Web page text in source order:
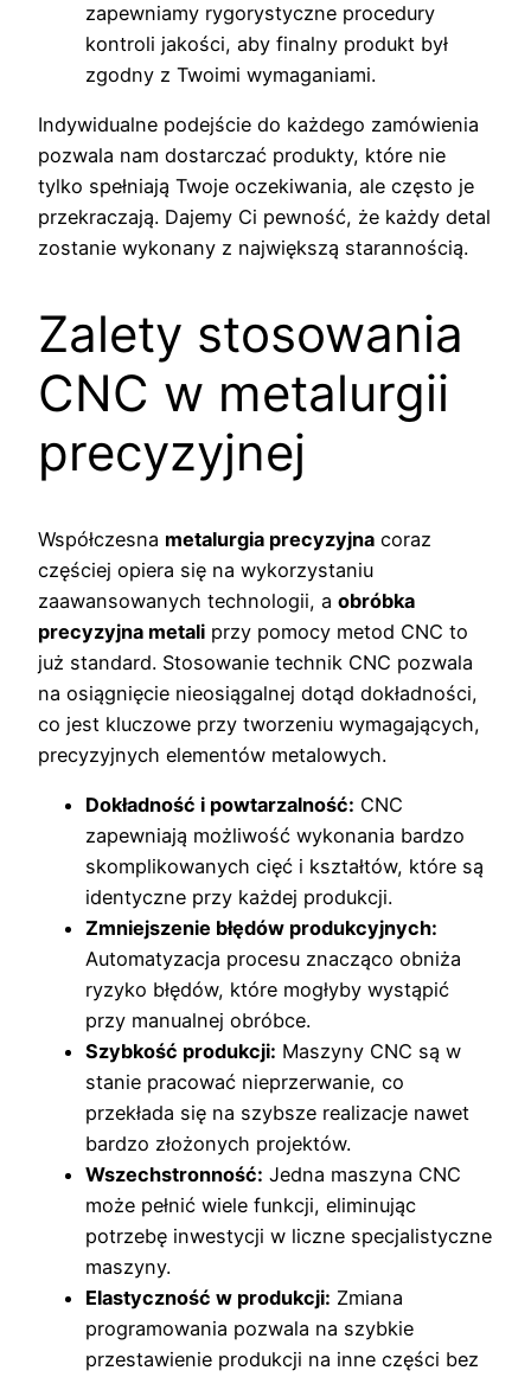
zapewniamy rygorystyczne procedury
kontroli jakości, aby finalny produkt był
zgodny z Twoimi wymaganiami.
Indywidualne podejście do każdego zamówienia
pozwala nam dostarczać produkty, które nie
tylko spełniają Twoje oczekiwania, ale często je
przekraczają. Dajemy Ci pewność, że każdy detal
zostanie wykonany z największą starannością.
Zalety stosowania
CNC w metalurgii
precyzyjnej
Współczesna metalurgia precyzyjna coraz
częściej opiera się na wykorzystaniu
zaawansowanych technologii, a obróbka
precyzyjna metali przy pomocy metod CNC to
już standard. Stosowanie technik CNC pozwala
na osiągnięcie nieosiągalnej dotąd dokładności,
co jest kluczowe przy tworzeniu wymagających,
precyzyjnych elementów metalowych.
Dokładność i powtarzalność: CNC
zapewniają możliwość wykonania bardzo
skomplikowanych cięć i kształtów, które są
identyczne przy każdej produkcji.
Zmniejszenie błędów produkcyjnych:
Automatyzacja procesu znacząco obniża
ryzyko błędów, które mogłyby wystąpić
przy manualnej obróbce.
Szybkość produkcji: Maszyny CNC są w
stanie pracować nieprzerwanie, co
przekłada się na szybsze realizacje nawet
bardzo złożonych projektów.
Wszechstronność: Jedna maszyna CNC
może pełnić wiele funkcji, eliminując
potrzebę inwestycji w liczne specjalistyczne
maszyny.
Elastyczność w produkcji: Zmiana
programowania pozwala na szybkie
przestawienie produkcji na inne części bez